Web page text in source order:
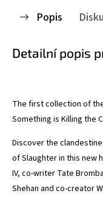
Popis
Detailní popis
The first collection of
Something is Killing the
Discover the
of Slaughter in this new
IV, co-writer Tate
Shehan and co-creator